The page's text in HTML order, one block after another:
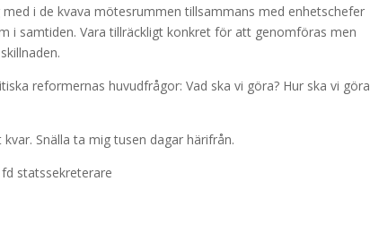
i de kvava mötesrummen tillsammans med enhetschefer
i samtiden. Vara tillräckligt konkret för att genomföras men
reformernas huvudfrågor: Vad ska vi göra? Hur ska vi göra
Snälla ta mig tusen dagar härifrån.
statssekreterare